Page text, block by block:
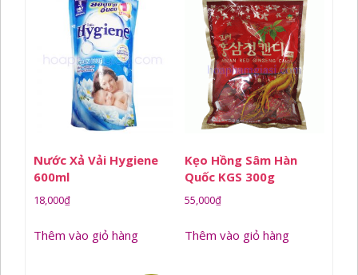
Nước Xả Vải Hygiene
600ml
18,000₫
Thêm vào giỏ hàng
Kẹo Hồng Sâm Hàn
Quốc KGS 300g
55,000₫
Thêm vào giỏ hàng